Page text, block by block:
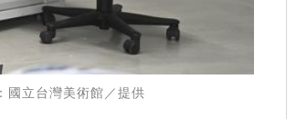
立台灣美術館／提供